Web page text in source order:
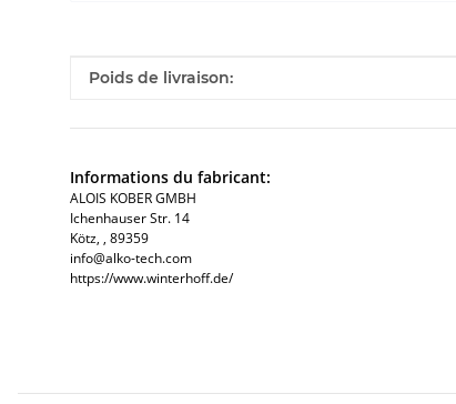
#productDetails.itemInformation#
#productDetails.itemValue#
Poids de livraison:
Informations du fabricant:
ALOIS KOBER GMBH​
Ichenhauser Str. 14
Kötz​, , 89359
info@alko-tech.com
https://www.winterhoff.de/